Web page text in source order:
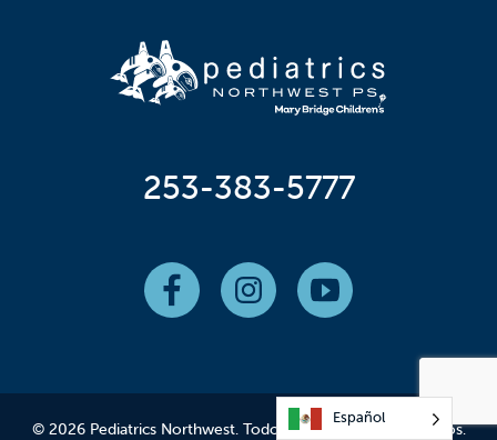
253-383-5777
© 2026 Pediatrics Northwest. Todos los derechos reservados.
Español